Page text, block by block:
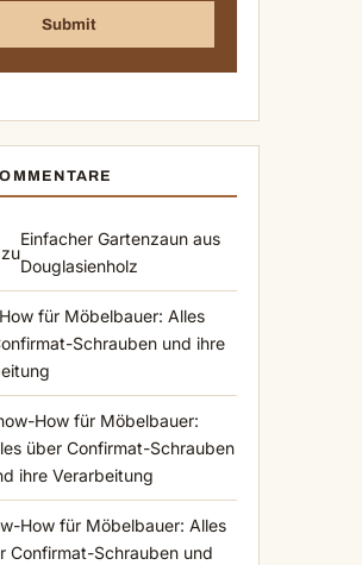
zu
Einfacher Gartenzaun aus
Douglasienholz
für Möbelbauer: Alles
Schrauben und ihre
How für Möbelbauer:
über Confirmat-Schrauben
ihre Verarbeitung
How für Möbelbauer: Alles
Confirmat-Schrauben und